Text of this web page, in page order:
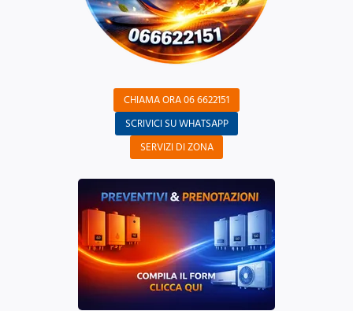
CHIAMA ORA 06 6622151
SCRIVICI SU WHATSAPP
SERVIZI DI ZONA